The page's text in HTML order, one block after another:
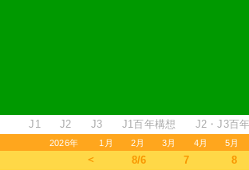
J1 J2 J3 J1百年構想 J2・J3百
2026年 1月 2月 3月 4月 5月
＜ 8/6 7 8